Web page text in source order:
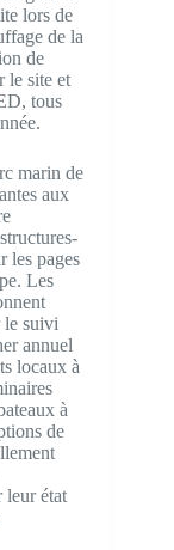
lors de
de la
de
le site et
tous
marin de
aux
les pages
Les
le suivi
annuel
locaux à
à
de
leur état